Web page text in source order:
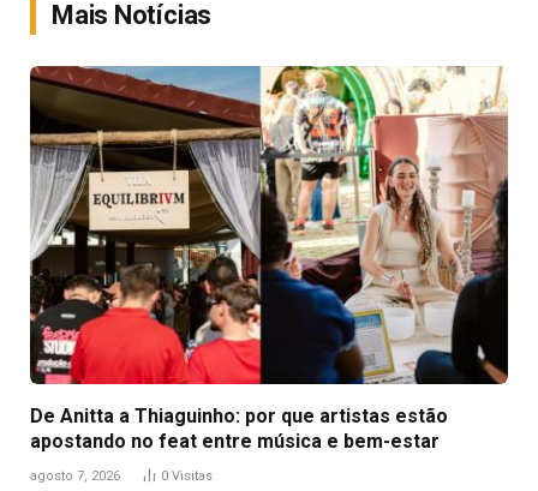
Mais Notícias
De Anitta a Thiaguinho: por que artistas estão
apostando no feat entre música e bem-estar
agosto 7, 2026 0 Visitas